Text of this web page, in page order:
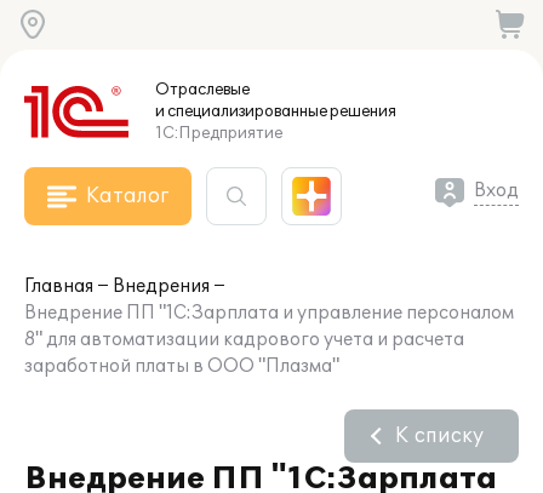
Отраслевые
и специализированныерешения
1С:Предприятие
Каталог Вход
Главная
Внедрения
Внедрение ПП "1С:Зарплата и управление персоналом
8" для автоматизации кадрового учета и расчета
заработной платы в ООО "Плазма"
Внедрение ПП "1С:Зарплата
К списку